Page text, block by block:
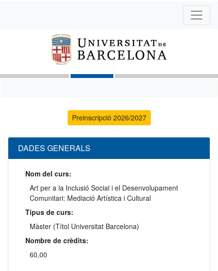
Preinscripció 2026/2027
DADES GENERALS
Nom del curs:
Art per a la Inclusió Social i el Desenvolupament
Comunitari: Mediació Artística i Cultural
Tipus de curs:
Màster (Títol Universitat Barcelona)
Nombre de crèdits:
60,00